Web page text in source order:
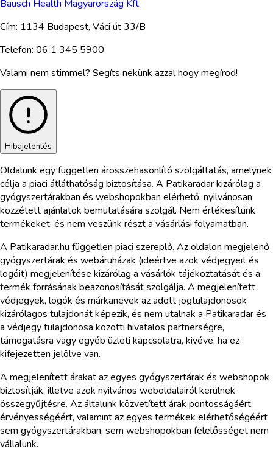
Bausch Health Magyarország Kft.
Cím: 1134 Budapest, Váci út 33/B
Telefon: 06 1 345 5900
Valami nem stimmel? Segíts nekünk azzal hogy megírod!
Hibajelentés
Oldalunk egy független árösszehasonlító szolgáltatás, amelynek
célja a piaci átláthatóság biztosítása. A Patikaradar kizárólag a
gyógyszertárakban és webshopokban elérhető, nyilvánosan
közzétett ajánlatok bemutatására szolgál. Nem értékesítünk
termékeket, és nem veszünk részt a vásárlási folyamatban.
A Patikaradar.hu független piaci szereplő. Az oldalon megjelenő
gyógyszertárak és webáruházak (ideértve azok védjegyeit és
logóit) megjelenítése kizárólag a vásárlók tájékoztatását és a
termék forrásának beazonosítását szolgálja. A megjelenített
védjegyek, logók és márkanevek az adott jogtulajdonosok
kizárólagos tulajdonát képezik, és nem utalnak a Patikaradar és
a védjegy tulajdonosa közötti hivatalos partnerségre,
támogatásra vagy egyéb üzleti kapcsolatra, kivéve, ha ez
kifejezetten jelölve van.
A megjelenített árakat az egyes gyógyszertárak és webshopok
biztosítják, illetve azok nyilvános weboldalairól kerülnek
összegyűjtésre. Az általunk közvetített árak pontosságáért,
érvényességéért, valamint az egyes termékek elérhetőségéért
sem gyógyszertárakban, sem webshopokban felelősséget nem
vállalunk.